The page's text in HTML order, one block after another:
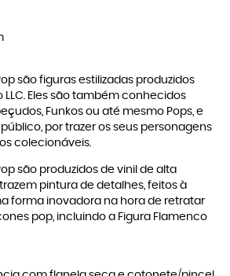
são figuras estilizadas produzidos
LLC. Eles são também conhecidos
Funkos ou até mesmo Pops, e
por trazer os seus personagens
colecionáveis.
são produzidos de vinil de alta
pintura de detalhes, feitos à
forma inovadora na hora de retratar
pop, incluindo a Figura Flamenco